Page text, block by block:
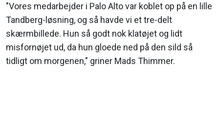
"Vores medarbejder i Palo Alto var koblet op på en lille
Tandberg-løsning, og så havde vi et tre-delt
skærmbillede. Hun så godt nok klatøjet og lidt
misfornøjet ud, da hun gloede ned på den sild så
tidligt om morgenen," griner Mads Thimmer.